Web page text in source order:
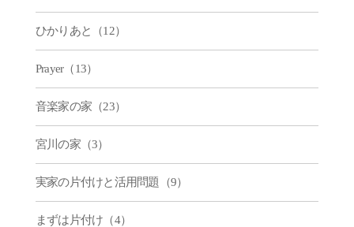
ひかりあと（12）
Prayer（13）
音楽家の家（23）
宮川の家（3）
実家の片付けと活用問題（9）
まずは片付け（4）